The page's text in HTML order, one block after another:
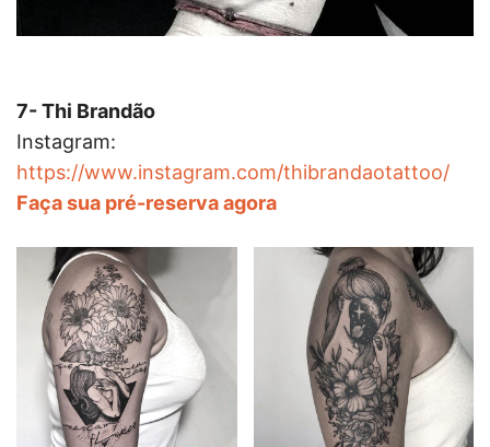
7- Thi Brandão
Instagram:
https://www.instagram.com/thibrandaotattoo/
Faça sua pré-reserva agora